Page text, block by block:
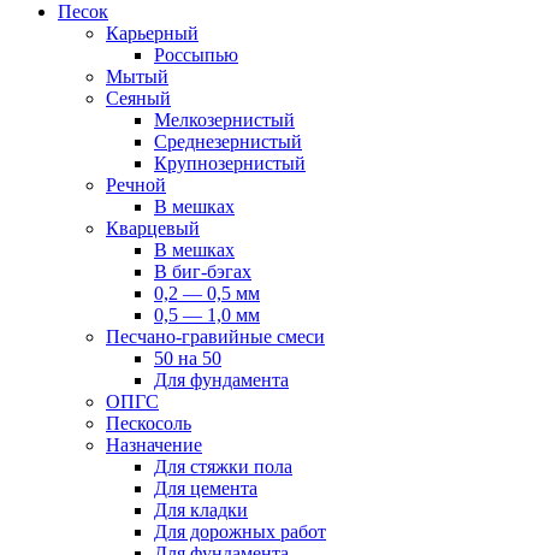
Песок
Карьерный
Россыпью
Мытый
Сеяный
Мелкозернистый
Среднезернистый
Крупнозернистый
Речной
В мешках
Кварцевый
В мешках
В биг-бэгах
0,2 — 0,5 мм
0,5 — 1,0 мм
Песчано-гравийные смеси
50 на 50
Для фундамента
ОПГС
Пескосоль
Назначение
Для стяжки пола
Для цемента
Для кладки
Для дорожных работ